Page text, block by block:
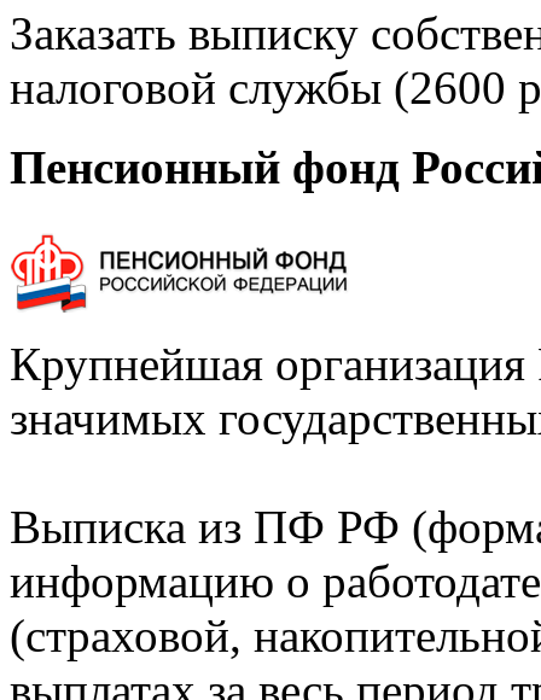
Заказать выписку
налоговой службы (2600
Пенсионный фонд
Крупнейшая
значимых
Выписка из ПФ РФ
информацию о
(страховой,
выплатах за весь период